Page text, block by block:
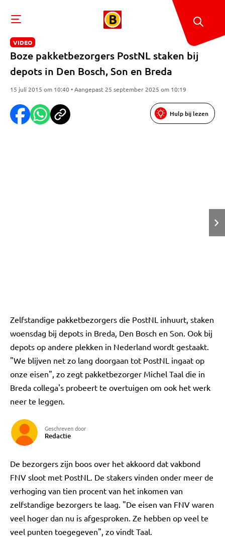
VIDEO
Boze pakketbezorgers PostNL staken bij
depots in Den Bosch, Son en Breda
15 juli 2015 om 10:40 • Aangepast 25 september 2025 om 10:19
Hulp bij lezen
Zelfstandige pakketbezorgers die PostNL inhuurt, staken
woensdag bij depots in Breda, Den Bosch en Son. Ook bij
depots op andere plekken in Nederland wordt gestaakt.
"We blijven net zo lang doorgaan tot PostNL ingaat op
onze eisen", zo zegt pakketbezorger Michel Taal die in
Breda collega's probeert te overtuigen om ook het werk
neer te leggen.
Geschreven door
Redactie
De bezorgers zijn boos over het akkoord dat vakbond
FNV sloot met PostNL. De stakers vinden onder meer de
verhoging van tien procent van het inkomen van
zelfstandige bezorgers te laag. "De eisen van FNV waren
veel hoger dan nu is afgesproken. Ze hebben op veel te
veel punten toegegeven", zo vindt Taal.